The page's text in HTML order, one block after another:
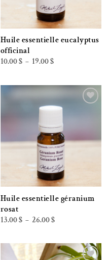
Huile essentielle eucalyptus
officinal
10.00$ – 19.00$Plage
de
à
Ajouter à la liste de souhaits
Huile essentielle géranium
rosat
13.00$ – 26.00$Plage
de
à
26.00 $